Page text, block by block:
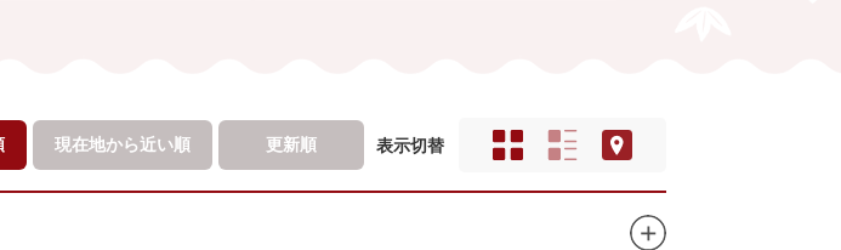
現在地から近い順 更新順 表示切替